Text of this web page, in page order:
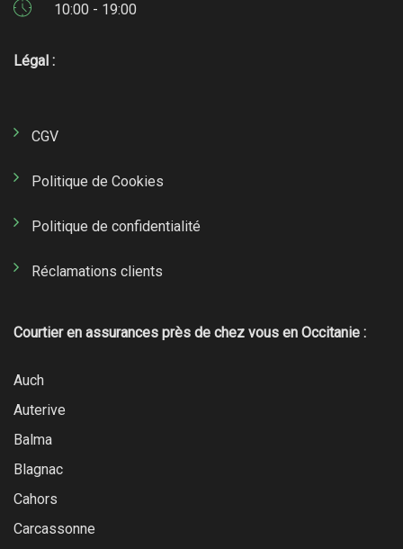
10:00 - 19:00
Légal :
CGV
Politique de Cookies
Politique de confidentialité
Réclamations clients
Courtier en assurances près de chez vous en Occitanie :
Auch
Auterive
Balma
Blagnac
Cahors
Carcassonne